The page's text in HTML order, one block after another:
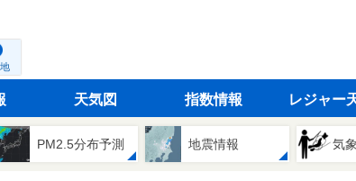
天気図 指数情報 レジャー
PM2.5分布予測 地震情報 気